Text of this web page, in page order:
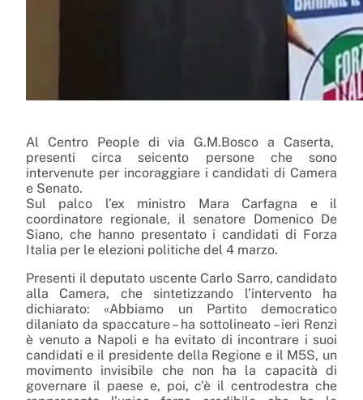
Al Centro People di via G.M.Bosco a Caserta,
presenti circa seicento persone che sono
intervenute per incoraggiare i candidati di Camera
e Senato.
Sul palco l’ex ministro Mara Carfagna e il
coordinatore regionale, il senatore Domenico De
Siano, che hanno presentato i candidati di Forza
Italia per le elezioni politiche del 4 marzo.
Presenti il deputato uscente Carlo Sarro, candidato
alla Camera, che sintetizzando l’intervento ha
dichiarato: «Abbiamo un Partito democratico
dilaniato da spaccature – ha sottolineato – ieri Renzi
è venuto a Napoli e ha evitato di incontrare i suoi
candidati e il presidente della Regione e il M5S, un
movimento invisibile che non ha la capacità di
governare il paese e, poi, c’è il centrodestra che